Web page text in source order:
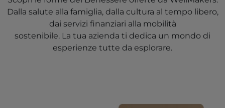
Dalla salute alla famiglia, dalla cultura al tempo libero,
dai servizi finanziari alla mobilità
sostenibile. La tua azienda ti dedica un mondo di
esperienze tutte da esplorare.